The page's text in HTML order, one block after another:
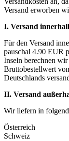
Versand erworben
I. Versand
Für den Versand
pauschal 4.90 EUR
Inseln berechnen
Bruttobestellwert
Deutschlands
II. Versand
Wir liefern in
Österreich
Schweiz